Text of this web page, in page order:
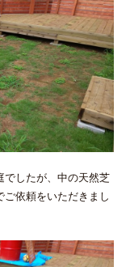
でしたが、中の天然芝
依頼をいただきまし